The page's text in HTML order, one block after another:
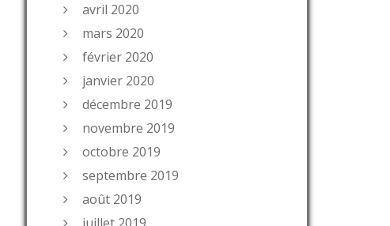
avril 2020
mars 2020
février 2020
janvier 2020
décembre 2019
novembre 2019
octobre 2019
septembre 2019
août 2019